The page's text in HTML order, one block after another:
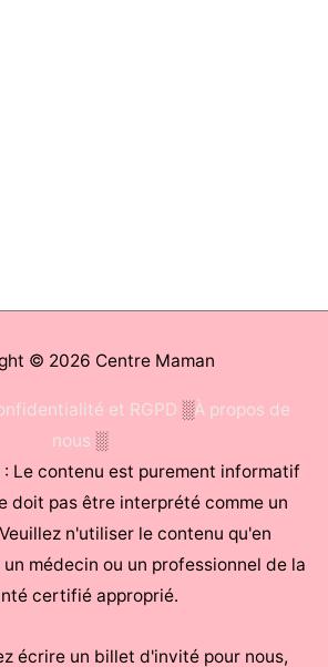
© 2026 Centre Maman
et RGPD ░À propos de
nous ░
Le contenu est purement informatif
doit pas être interprété comme un
n'utiliser le contenu qu'en
médecin ou un professionnel de la
certifié approprié.
écrire un billet d'invité pour nous,